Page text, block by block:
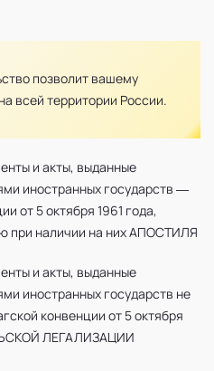
позволит вашему
всей территории России.
и акты, выданные
иностранных государств —
от 5 октября 1961 года,
при наличии на них АПОСТИЛЯ
и акты, выданные
иностранных государств не
конвенции от 5 октября
ЛЕГАЛИЗАЦИИ